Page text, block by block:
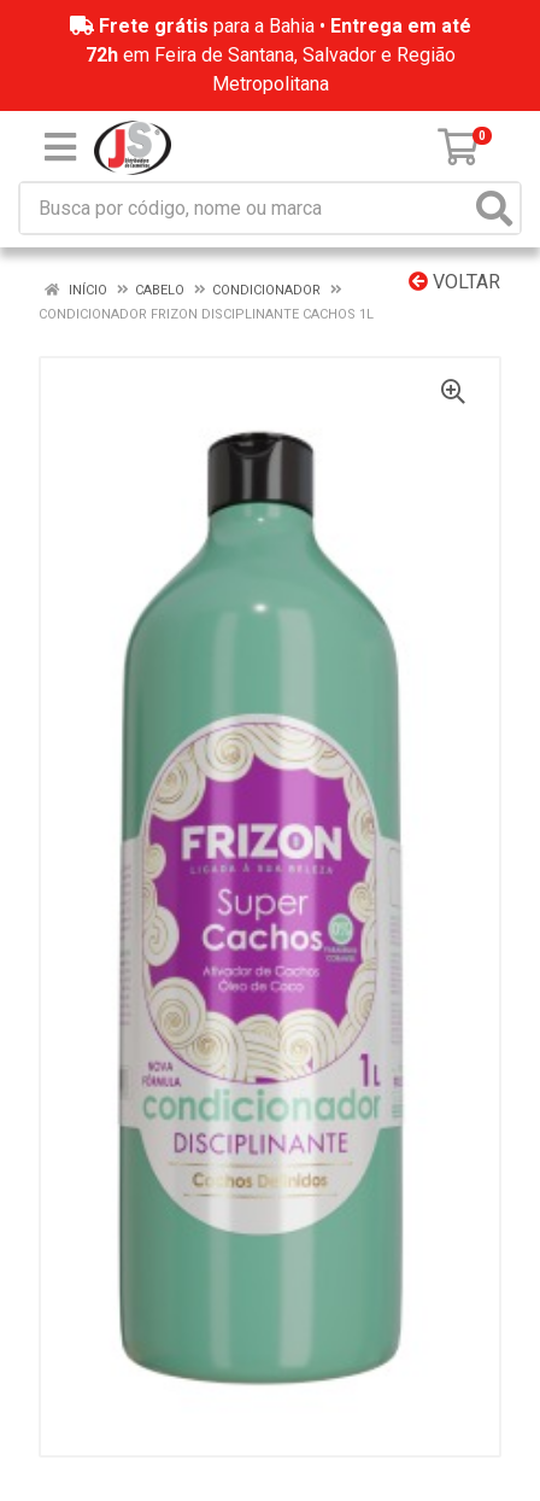
Frete grátis para a Bahia • Entrega em até
72hem Feira de Santana, Salvador e Região
Metropolitana
0
VOLTAR
INÍCIO CABELO
CONDICIONADOR
CONDICIONADOR FRIZON DISCIPLINANTE CACHOS 1L